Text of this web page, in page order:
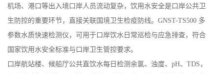
机场、港口等出入境口岸人员流动复杂，饮用水安全是口岸公共卫
生防控的重要环节，直接关联国境卫生检疫防线。GNST-TS500 多
参数水质快速检测仪，可用于口岸饮水日常巡检与应急排查，符合
国家饮用水安全标准与口岸卫生管控要求。
口岸航站楼、候船厅公共直饮水每日检测余氯、浊度、pH、TDS，